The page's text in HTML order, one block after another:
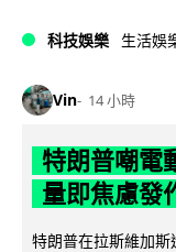
科技娛樂 生活娛
Vin 14 小時
特朗普嘲電
量即焦慮發
特朗普在拉斯維加